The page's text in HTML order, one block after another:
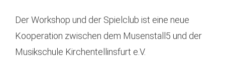
Der Workshop und der Spielclub ist eine neue
Kooperation zwischen dem Musenstall5 und der
Musikschule Kirchentellinsfurt e.V.